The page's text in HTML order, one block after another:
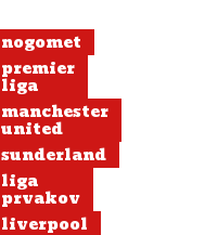
v
slačilnici
nogomet
premier
liga
manchester
united
sunderland
liga
prvakov
liverpool